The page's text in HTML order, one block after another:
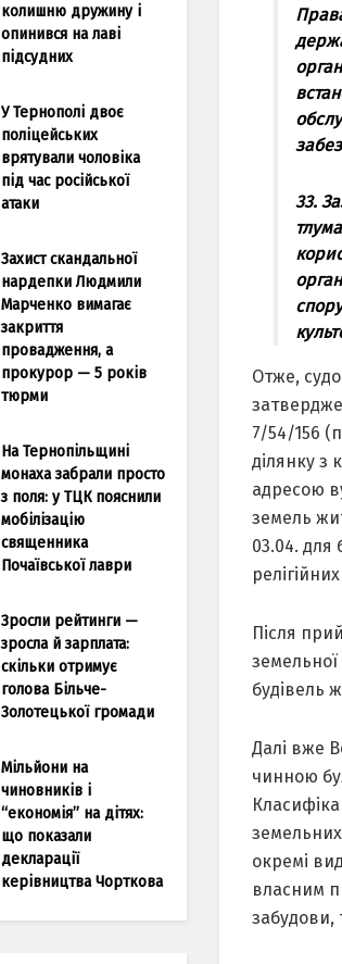
33.
Отже,
7/54/156
ділянку з
адресою
земель
03.04. для
Після
будівель
Далі вже
чинною
окремі
власним
забудови,
колишню дружину і
опинився на лаві
підсудних
У Тернополі двоє
поліцейських
врятували чоловіка
під час російської
атаки
Захист скандальної
нардепки Людмили
Марченко вимагає
закриття
провадження, а
прокурор — 5 років
тюрми
На Тернопільщині
монаха забрали просто
з поля: у ТЦК пояснили
мобілізацію
священника
Почаївської лаври
Зросли рейтинги —
зросла й зарплата:
скільки отримує
голова Більче-
Золотецької громади
Мільйони на
чиновників і
“економія” на дітях:
що показали
декларації
керівництва Чорткова